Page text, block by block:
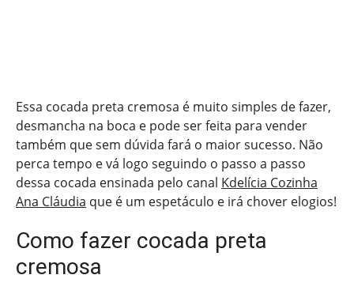
Essa cocada preta cremosa é muito simples de fazer,
desmancha na boca e pode ser feita para vender
também que sem dúvida fará o maior sucesso. Não
perca tempo e vá logo seguindo o passo a passo
dessa cocada ensinada pelo canal Kdelícia Cozinha
Ana Cláudia que é um espetáculo e irá chover elogios!
Como fazer cocada preta
cremosa